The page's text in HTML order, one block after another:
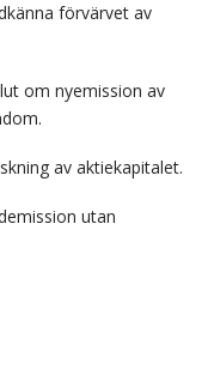
förvärvet av
om nyemission av
av aktiekapitalet.
utan